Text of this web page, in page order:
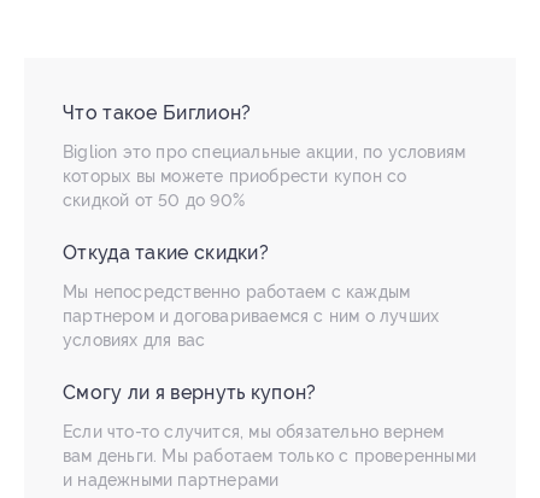
Что такое Биглион?
Biglion это про специальные акции, по условиям
которых вы можете приобрести купон со
скидкой от 50 до 90%
Откуда такие скидки?
Мы непосредственно работаем с каждым
партнером и договариваемся с ним о лучших
условиях для вас
Смогу ли я вернуть купон?
Если что-то случится, мы обязательно вернем
вам деньги. Мы работаем только с проверенными
и надежными партнерами